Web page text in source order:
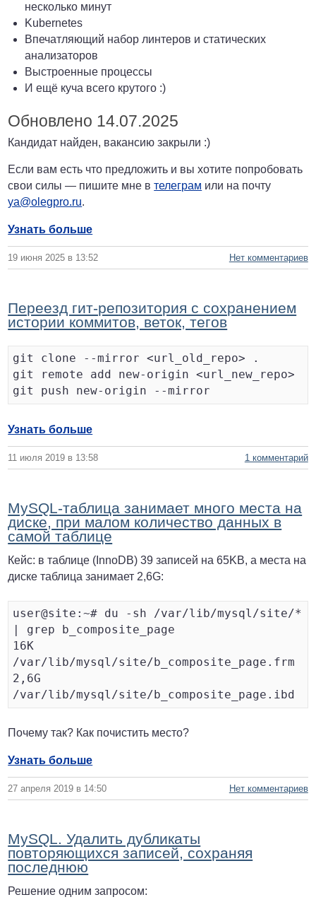
несколько минут
Kubernetes
Впечатляющий набор линтеров и статических
анализаторов
Выстроенные процессы
И ещё куча всего крутого :)
Обновлено 14.07.2025
Кандидат найден, вакансию закрыли :)
Если вам есть что предложить и вы хотите попробовать
свои силы — пишите мне втелеграм или на почту
ya@olegpro.ru.
Узнать больше
19 июня 2025 в 13:52 Нет комментариев
Переезд гит-репозитория с сохранением
истории коммитов, веток, тегов
git clone --mirror <url_old_repo> .
git remote add new-origin <url_new_repo>
Узнать больше
11 июля 2019 в 13:58 1 комментарий
MySQL-таблица занимает много места на
диске, при малом количество данных в
самой таблице
Кейс: в таблице (InnoDB) 39 записей на 65KB, а места на
диске таблица занимает 2,6G:
user@site:~# du -sh /var/lib/mysql/site/*
| grep b_composite_page
16K
/var/lib/mysql/site/b_composite_page.frm
2,6G
Почему так? Как почистить место?
Узнать больше
27 апреля 2019 в 14:50 Нет комментариев
MySQL. Удалить дубликаты
повторяющихся записей, сохраняя
последнюю
Решение одним запросом: